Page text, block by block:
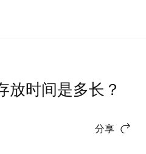
放时间是多长？
分享